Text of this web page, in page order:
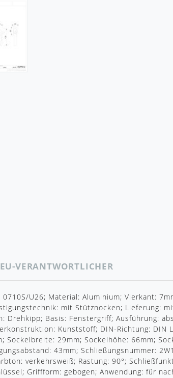
EU-VERANTWORTLICHER
U26; Material: Aluminium; Vierkant:
mit Stütznocken; Lieferung:
Drehkipp; Basis: Fenstergriff; Ausführung:
Kunststoff; DIN-Richtung: DIN
Sockelbreite: 29mm; Sockelhöhe: 66mm;
43mm; Schließungsnummer:
verkehrsweiß; Rastung: 90°;
Griffform: gebogen; Anwendung: für